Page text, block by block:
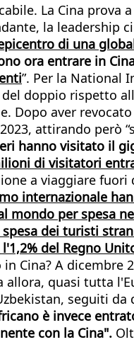
La Cina
la leadership
di una
ora entrare in
”. Per la National
doppio rispetto
aver
attirando però
hanno visitato il
di visitatori
a viaggiare
internazionale
mondo per spesa
dei turisti
del Regno
in Cina? A
allora, quasi tutta
seguiti
è invece
con la Cina".